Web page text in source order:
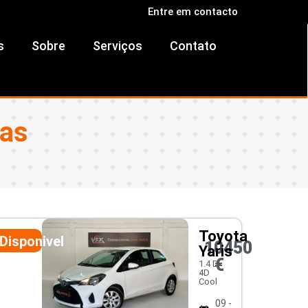
Entre em contacto
Sobre Serviços Contato
Disponivel
Toyota
Yaris
1.4 D-
4D
Cool
09 -
10450
€